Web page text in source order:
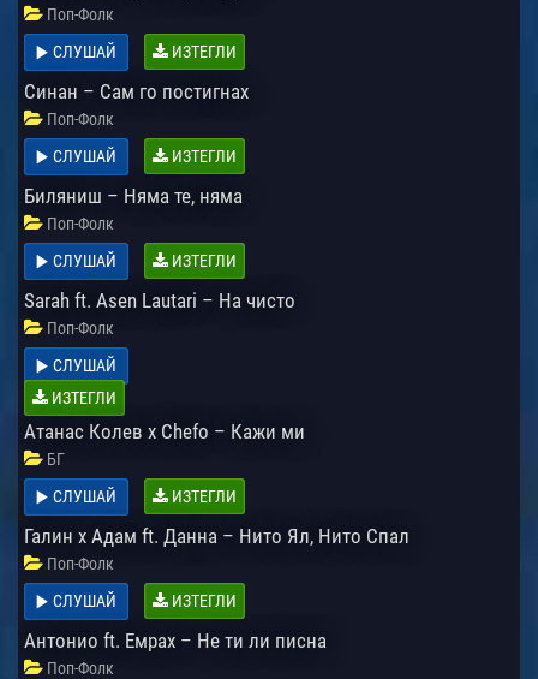
Поп-Фолк
СЛУШАЙ
ИЗТЕГЛИ
Синан – Сам го постигнах
Поп-Фолк
СЛУШАЙ
ИЗТЕГЛИ
Биляниш – Няма те, няма
Поп-Фолк
СЛУШАЙ
ИЗТЕГЛИ
Sarah ft. Asen Lautari – На чисто
Поп-Фолк
СЛУШАЙ
ИЗТЕГЛИ
Атанас Колев x Chefo – Кажи ми
БГ
СЛУШАЙ
ИЗТЕГЛИ
Галин x Адам ft. Данна – Нито Ял, Нито Спал
Поп-Фолк
СЛУШАЙ
ИЗТЕГЛИ
Антонио ft. Емрах – Не ти ли писна
Поп-Фолк